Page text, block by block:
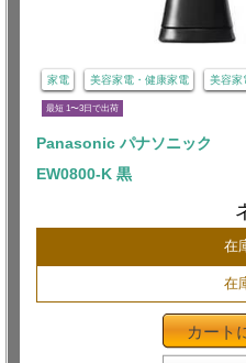
家電 美容家電・健康家電 美容家
最短 1〜3日で出荷
Panasonic パナソニック
EW0800-K 黒
在
在
カート